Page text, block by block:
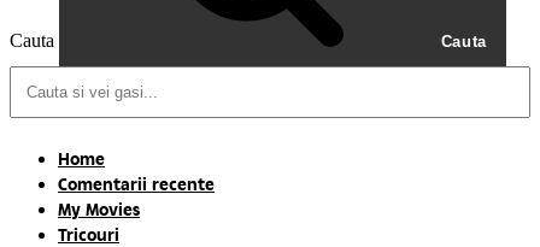
Cauta Cauta
Home
Comentarii recente
My Movies
Tricouri